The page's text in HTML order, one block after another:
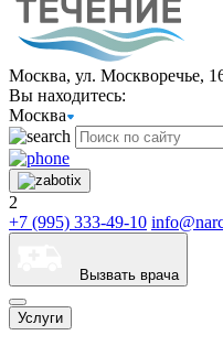
Москва, ул. Москворечье,
Вы находитесь:
Москва
2
+7 (995) 333-49-10
Вызвать врача
Услуги